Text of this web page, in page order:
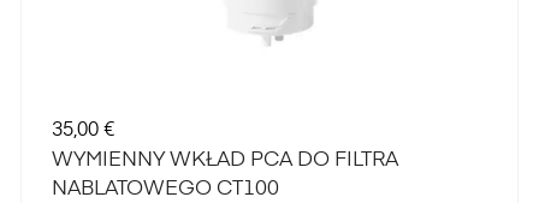
Cena
35,00 €
WYMIENNY WKŁAD PCA DO FILTRA
NABLATOWEGO CT100